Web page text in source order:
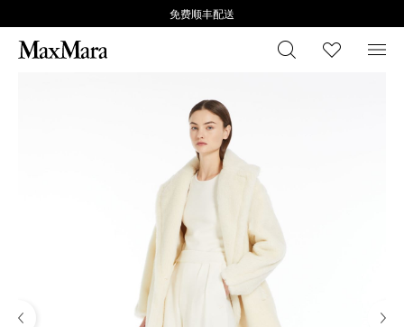
免费顺丰配送
搜索 心愿清
菜